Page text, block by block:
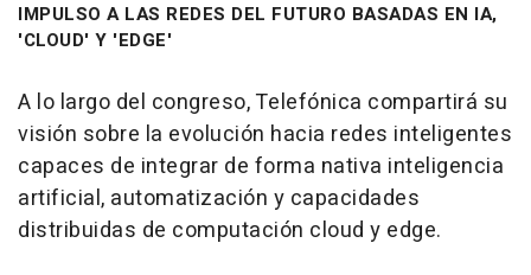
IMPULSO A LAS REDES DEL FUTURO BASADAS EN IA,
'CLOUD' Y 'EDGE'
A lo largo del congreso, Telefónica compartirá su
visión sobre la evolución hacia redes inteligentes
capaces de integrar de forma nativa inteligencia
artificial, automatización y capacidades
distribuidas de computación cloud y edge.